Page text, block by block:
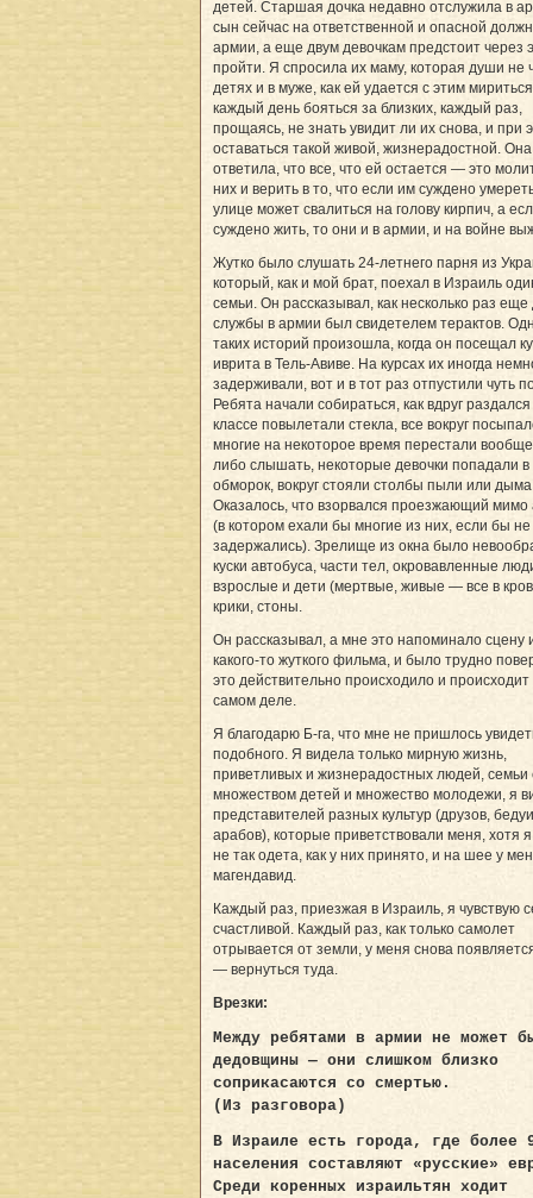
детей. Старшая дочка недавно отслужила в
сын сейчас на ответственной и опасной
армии, а еще двум девочкам предстоит через
пройти. Я спросила их маму, которая души не
детях и в муже, как ей удается с этим
каждый день бояться за близких, каждый раз,
прощаясь, не знать увидит ли их снова, и при
оставаться такой живой, жизнерадостной. Она
ответила, что все, что ей остается — это
них и верить в то, что если им суждено
улице может свалиться на голову кирпич, а
суждено жить, то они и в армии, и на войне
Жутко было слушать 24-летнего парня из
который, как и мой брат, поехал в Израиль
семьи. Он рассказывал, как несколько раз еще
службы в армии был свидетелем терактов.
таких историй произошла, когда он посещал
иврита в Тель-Авиве. На курсах их иногда
задерживали, вот и в тот раз отпустили чуть
Ребята начали собираться, как вдруг
классе повылетали стекла, все вокруг
многие на некоторое время перестали
либо слышать, некоторые девочки попадали в
обморок, вокруг стояли столбы пыли или
Оказалось, что взорвался проезжающий мимо
(в котором ехали бы многие из них, если бы не
задержались). Зрелище из окна было
куски автобуса, части тел, окровавленные
взрослые и дети (мертвые, живые — все в
крики, стоны.
Он рассказывал, а мне это напоминало сцену
какого-то жуткого фильма, и было трудно
это действительно происходило и происходит
самом деле.
Я благодарю Б-га, что мне не пришлось
подобного. Я видела только мирную жизнь,
приветливых и жизнерадостных людей, семьи
множеством детей и множество молодежи, я
представителей разных культур (друзов,
арабов), которые приветствовали меня, хотя
не так одета, как у них принято, и на шее у
магендавид.
Каждый раз, приезжая в Израиль, я чувствую
счастливой. Каждый раз, как только самолет
отрывается от земли, у меня снова
— вернуться туда.
Врезки:
Между ребятами в армии не может
дедовщины — они слишком близко
соприкасаются со смертью.
(Из разговора)
В Израиле есть города, где более
населения составляют «русские»
Среди коренных израильтян ходит